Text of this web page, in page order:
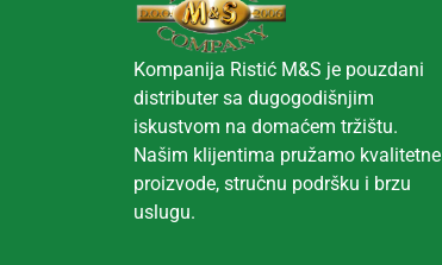
Kompanija Ristić M&S je pouzdani
distributer sa dugogodišnjim
iskustvom na domaćem tržištu.
Našim klijentima pružamo kvalitetne
proizvode, stručnu podršku i brzu
uslugu.